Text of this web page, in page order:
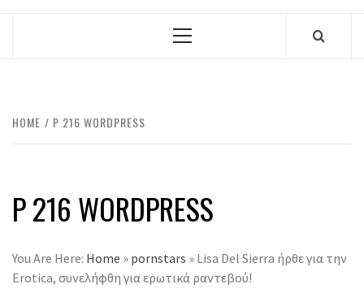
Primary
HOME P 216 WORDPRESS
P 216 WORDPRESS
You Are Here: Home » pornstars » Lisa Del Sierra ήρθε για την
Erotica, συνελήφθη για ερωτικά ραντεβού!